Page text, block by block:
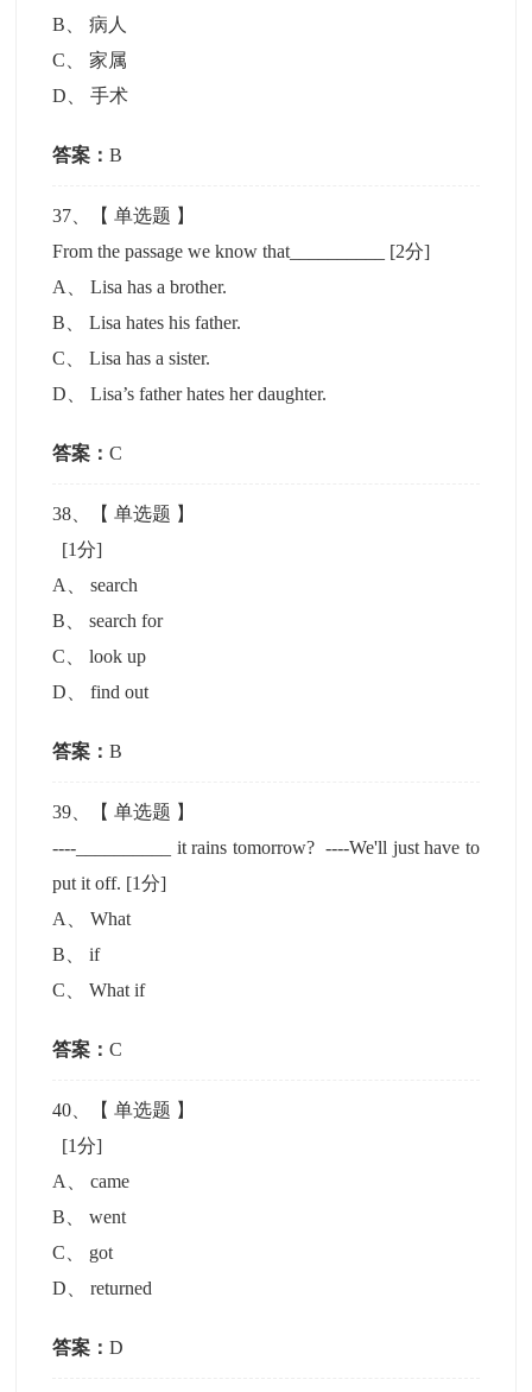
B 、病人
C 、家属
D 、手术
答案：B
37 、【单选题 】
From the passage we know that__________ [2分]
A
、Lisa has a brother.
B 、Lisa hates his father.
C 、Lisa has a sister.
D 、Lisa’s father hates her daughter.
答案：C
38 、【单选题 】
[1分]
A
、search
B 、search for
C 、look up
D 、find out
答案：B
39 、【单选题 】
----__________ it rains tomorrow? ----We'll just have to
put it off. [1分]
A
、What
B 、if
C 、What if
答案：C
40 、【单选题 】
[1分]
A
、came
B 、went
C
got
D 、returned
答案：D